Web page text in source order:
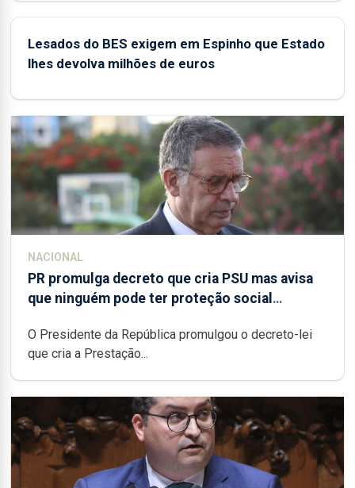
Lesados do BES exigem em Espinho que Estado
lhes devolva milhões de euros
NACIONAL
PR promulga decreto que cria PSU mas avisa
que ninguém pode ter proteção social
O Presidente da República promulgou o decreto-lei
que cria a Prestação...